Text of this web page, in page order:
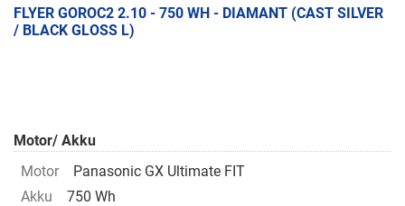
FLYER GOROC2 2.10 - 750 WH - DIAMANT (CAST SILVER
/ BLACK GLOSS L)
Motor/ Akku
Motor
Panasonic GX Ultimate FIT
Akku
750 Wh